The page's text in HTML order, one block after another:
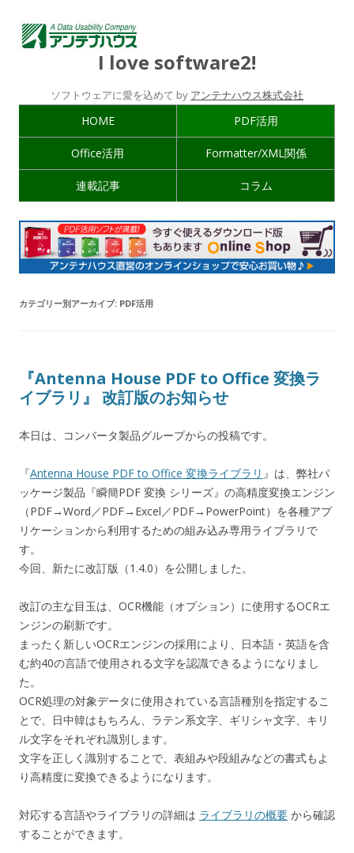
I love software2!
ソフトウェアに愛を込めて by アンテナハウス株式会社
HOME PDF活用
Office活用 Formatter/XML関係
連載記事 コラム
カテゴリー別アーカイブ: PDF活用
『Antenna House PDF to Office 変換ラ
イブラリ』 改訂版のお知らせ
本日は、コンバータ製品グループからの投稿です。
『Antenna House PDF to Office 変換ライブラリ 』は、弊社パ
ッケージ製品『瞬簡PDF 変換 シリーズ』の高精度変換エンジン
（PDF→Word／PDF→Excel／PDF→PowerPoint）を各種アプ
リケーションから利用するための組み込み専用ライブラリで
す。
今回、新たに改訂版（1.4.0）を公開しました。
改訂の主な目玉は、OCR機能（オプション）に使用するOCRエ
ンジンの刷新です。
まったく新しいOCRエンジンの採用により、日本語・英語を含
む約40の言語で使用される文字を認識できるようになりまし
た。
OCR処理の対象データに使用されている言語種別を指定するこ
とで、日中韓はもちろん、ラテン系文字、ギリシャ文字、キリ
ル文字をそれぞれ識別します。
文字を正しく識別することで、表組みや段組みなどの書式もよ
り高精度に変換できるようになります。
対応する言語やライブラリの詳細は ライブラリの概要 から確認
することができます。